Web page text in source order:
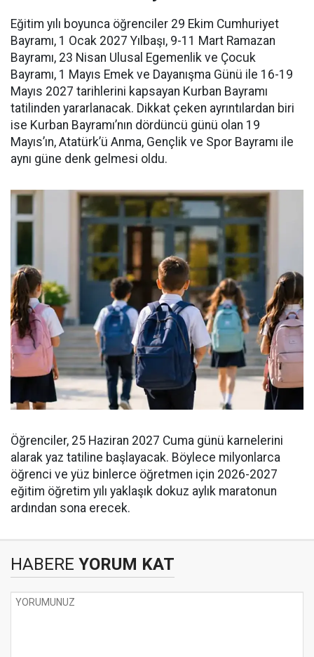
Eğitim yılı boyunca öğrenciler 29 Ekim Cumhuriyet
Bayramı, 1 Ocak 2027 Yılbaşı, 9-11 Mart Ramazan
Bayramı, 23 Nisan Ulusal Egemenlik ve Çocuk
Bayramı, 1 Mayıs Emek ve Dayanışma Günü ile 16-19
Mayıs 2027 tarihlerini kapsayan Kurban Bayramı
tatilinden yararlanacak. Dikkat çeken ayrıntılardan biri
ise Kurban Bayramı’nın dördüncü günü olan 19
Mayıs’ın, Atatürk’ü Anma, Gençlik ve Spor Bayramı ile
aynı güne denk gelmesi oldu.
Öğrenciler, 25 Haziran 2027 Cuma günü karnelerini
alarak yaz tatiline başlayacak. Böylece milyonlarca
öğrenci ve yüz binlerce öğretmen için 2026-2027
eğitim öğretim yılı yaklaşık dokuz aylık maratonun
ardından sona erecek.
HABERE YORUM KAT